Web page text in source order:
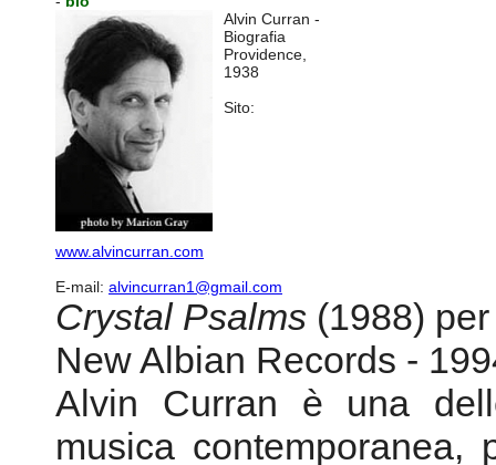
profili- compositori alvin curran
Compositori
Sito:
www.alvincurran.com